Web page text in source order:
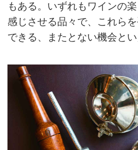
もある。いずれもワインの
感じさせる品々で、これら
できる、またとない機会とい